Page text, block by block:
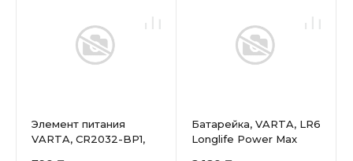
Элемент питания
VARTA, CR2032-BP1,
Батарейка, VARTA, LR6
Longlife Power Max